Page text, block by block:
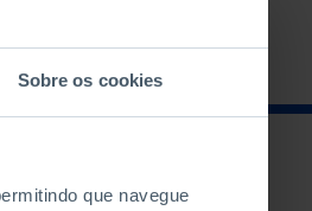
Sobre os cookies
que navegue